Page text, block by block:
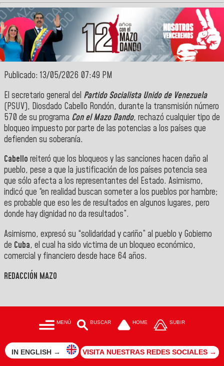
Publicado: 13/05/2026 07:49 PM
El secretario general del Partido Socialista Unido de Venezuela
(PSUV), Diosdado Cabello Rondón, durante la transmisión número
570 de su programa Con el Mazo Dando, rechazó cualquier tipo de
bloqueo impuesto por parte de las potencias a los países que
defienden su soberanía.
Cabello reiteró que los bloqueos y las sanciones hacen daño al
pueblo, pese a que la justificación de los países potencia sea
que sólo afecta a los representantes del Estado. Asimismo,
indicó que “en realidad buscan someter a los pueblos por hambre;
es probable que eso les de resultados en algunos lugares, pero
donde hay dignidad no da resultados”.
Asimismo, expresó su “solidaridad y cariño” al pueblo y Gobierno
de Cuba, el cual ha sido victima de un bloqueo económico,
comercial y financiero desde hace 64 años.
REDACCIÓN MAZO
MENÚ BUSCAR HOME SUBIR
IN ENGLISH → VISITA NUESTRAS REDES SOCIALES →